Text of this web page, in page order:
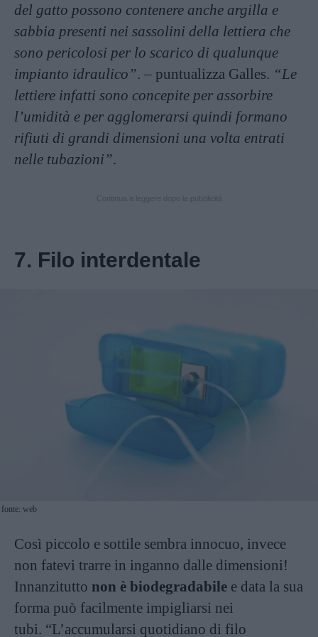
del gatto possono contenere anche argilla e
sabbia presenti nei sassolini della lettiera che
sono pericolosi per lo scarico di qualunque
impianto idraulico”. – puntualizza Galles. “Le
lettiere infatti sono concepite per assorbire
l’umidità e per agglomerarsi quindi formano
rifiuti di grandi dimensioni una volta entrati
nelle tubazioni”.
7. Filo interdentale
fonte: web
Così piccolo e sottile sembra innocuo, invece
non fatevi trarre in inganno dalle dimensioni!
Innanzitutto non è biodegradabile e data la sua
forma può facilmente impigliarsi nei
tubi. “L’accumularsi quotidiano di filo